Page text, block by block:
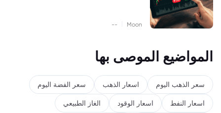
Moon
--
المواضيع الموصى بها
سعر الذهب اليوم اسعار الذهب سعر الفضة اليوم
اسعار النفط اسعار الوقود الغاز الطبيعي